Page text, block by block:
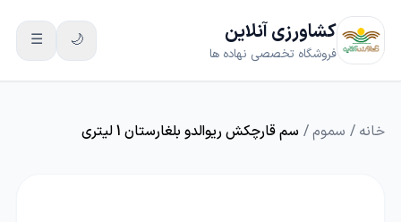
کشاورزی آنلاین
فروشگاه تخصصی نهاده ها
🌙
☰
خانه / سموم/ سم قارچکش ریوالدو بلغارستان 1 لیتری